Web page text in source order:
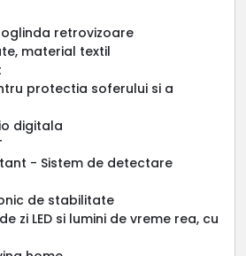
oglinda retrovizoare
material textil
protectia soferului si a
digitala
- Sistem de detectare
de stabilitate
zi LED si lumini de vreme rea, cu